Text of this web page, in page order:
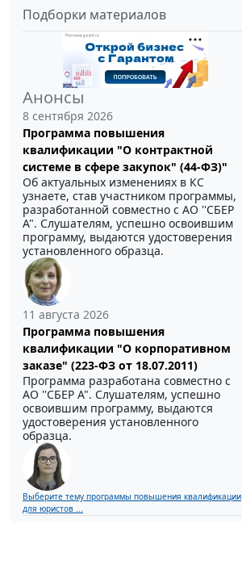
Подборки материалов
Анонсы
8 сентября 2026
Программа повышения
квалификации "О контрактной
системе в сфере закупок" (44-ФЗ)"
Об актуальных изменениях в КС
узнаете, став участником программы,
разработанной совместно с АО ''СБЕР
А". Слушателям, успешно освоившим
программу, выдаются удостоверения
установленного образца.
11 августа 2026
Программа повышения
квалификации "О корпоративном
заказе" (223-ФЗ от 18.07.2011)
Программа разработана совместно с
АО ''СБЕР А". Слушателям, успешно
освоившим программу, выдаются
удостоверения установленного
образца.
Выберите тему программы повышения квалификации
для юристов ...